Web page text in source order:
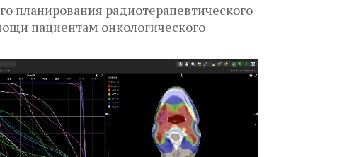
планирования радиотерапевтического
пациентам онкологического